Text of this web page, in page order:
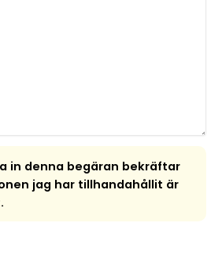
in denna begäran bekräftar
jag har tillhandahållit är